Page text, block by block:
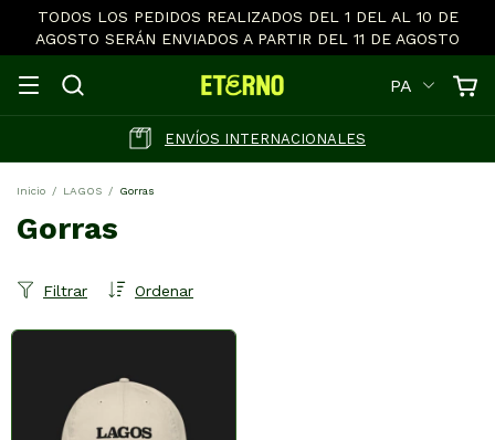
TODOS LOS PEDIDOS REALIZADOS DEL 1 DEL AL 10 DE
AGOSTO SERÁN ENVIADOS A PARTIR DEL 11 DE AGOSTO
PA
ENVÍOS INTERNACIONALES
Inicio / LAGOS / Gorras
Gorras
Ordenar
Filtrar